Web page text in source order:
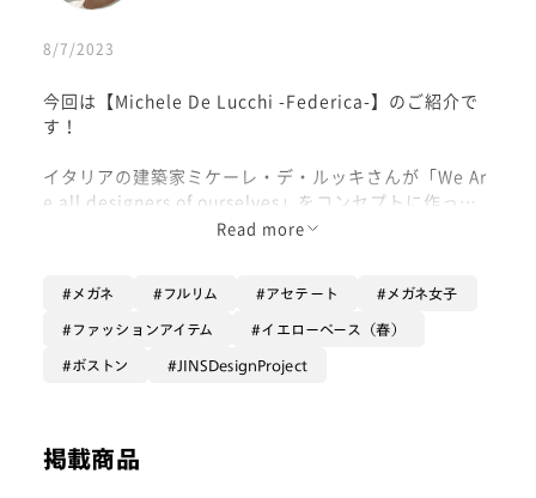
8/7/2023
今回は【Michele De Lucchi -Federica-】のご紹介で
す！
イタリアの建築家ミケーレ・デ・ルッキさんが「We Ar
e all designers of ourselves」をコンセプトに作って
くださったメガネのシリーズになります。ミケーレさん
今回選んだレイヤードマットブラックは内側の木目がと
っても可愛いですが外はシンプルな黒でとてもかけやす
いです！
Read more
メガネ フルリム アセテート メガネ女子
ファッションアイテム イエローベース（春）
ボストン JINSDesignProject
掲載商品